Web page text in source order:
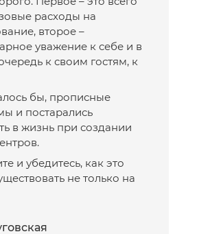
расходы на
второе –
уважение к себе и в
к своим гостям, к
бы, прописные
и постарались
в жизнь при создании
и убедитесь, как это
не только на